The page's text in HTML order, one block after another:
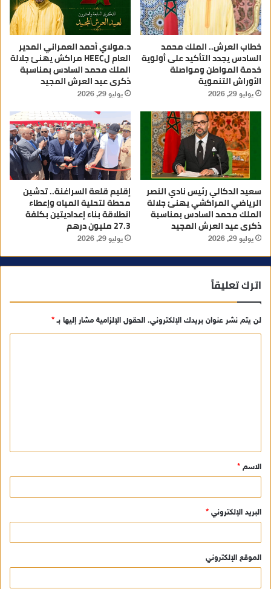
خطاب العرش.. الملك محمد
السادس يجدد التأكيد على أولوية
خدمة المواطن ومواصلة
الأوراش التنموية
يوليو 29, 2026
د.مولاي أحمد العمراني المدير
العام لHEEC مراكش يهنئ جلالة
الملك محمد السادس بمناسبة
ذكرى عيد العرش المجيد
يوليو 29, 2026
سعيد الدكالي رئيس نادي النصر
الرياضي المراكشي يهنئ جلالة
الملك محمد السادس بمناسبة
ذكرى عيد العرش المجيد
يوليو 29, 2026
إقليم قلعة السراغنة.. تدشين
محطة لتحلية المياه وإعطاء
انطلاقة بناء إعداديتين بكلفة
27.3 مليون درهم
يوليو 29, 2026
اترك تعليقاً
لن يتم نشر عنوان بريدك الإلكتروني. الحقول الإلزامية مشار إليها بـ*
ق
*
الاسم *
البريد الإلكتروني *
الموقع الإلكتروني